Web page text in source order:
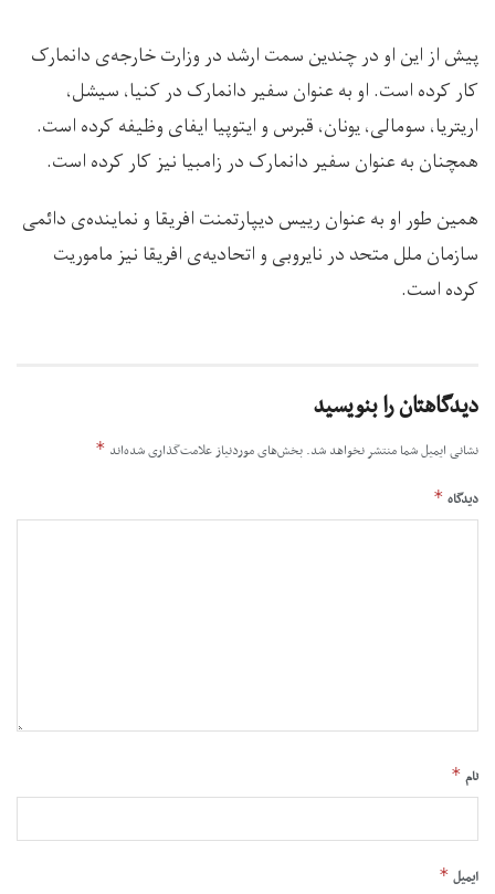
پیش از این او در چندین سمت ارشد در وزارت خارجه‌ی دانمارک
کار کرده است. او به عنوان سفیر دانمارک در کنیا، سیشل،
اریتریا، سومالی، یونان، قبرس و ایتوپیا ایفای وظیفه کرده است.
همچنان به عنوان سفیر دانمارک در زامبیا نیز کار کرده است.
همین طور او به عنوان رییس دیپارتمنت افریقا و نماینده‌ی دائمی
سازمان ملل متحد در نایروبی و اتحادیه‌ی افریقا نیز ماموریت
کرده است.
دیدگاهتان را بنویسید
نشانی ایمیل شما منتشر نخواهد شد. بخش‌های موردنیاز علامت‌گذاری شده‌اند *
دیدگاه *
نام *
ایمیل *